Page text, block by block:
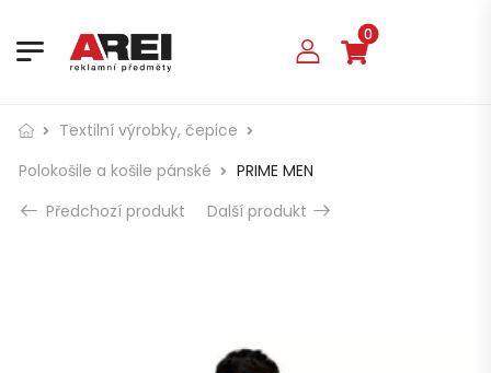
0
Textilní výrobky, čepice
Polokošile a košile pánské
PRIME MEN
Předchozí produkt
Další produkt